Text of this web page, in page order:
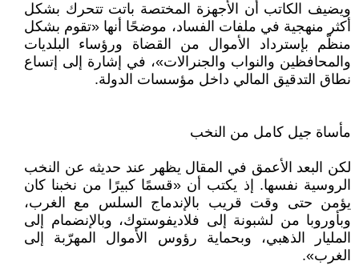
ويضيف الكاتب أن الأجهزة المختصة باتت تتحرك بشكل
أكثر منهجية في ملفات الفساد، موضحًا أنها «تقوم بشكل
منظّم بإسترداد الأموال من القضاة ورؤساء البلديات
والمحافظين والنواب والجنرالات»، في إشارة إلى إتساع
نطاق التدقيق المالي داخل مؤسسات الدولة.
مأساة جيل كامل من النخب
لكن البعد الأعمق في المقال يظهر عند حديثه عن النخب
الروسية نفسها. إذ يكتب أن «قسمًا كبيرًا من نخبنا كان
يؤمن حتى وقت قريب بالإندماج السلس مع الغرب،
وبأوروبا من لشبونة إلى فلاديفوستوك، وبالإنضمام إلى
المليار الذهبي، وبحماية رؤوس الأموال المهرّبة إلى
الغرب».